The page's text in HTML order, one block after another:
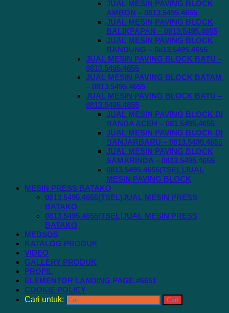
JUAL MESIN PAVING BLOCK
AMBON – 0813.5495.4655
JUAL MESIN PAVING BLOCK
BALIKPAPAN – 0813.5495.4655
JUAL MESIN PAVING BLOCK
BANDUNG – 0813.5495.4655
JUAL MESIN PAVING BLOCK BATU –
0813.5495.4655
JUAL MESIN PAVING BLOCK BATAM
– 0813.5495.4655
JUAL MESIN PAVING BLOCK BATU –
0813.5495.4655
JUAL MESIN PAVING BLOCK DI
BANDA ACEH – 081.5495.4655
JUAL MESIN PAVING BLOCK DI
BANJARBARU – 0813.5495.4655
JUAL MESIN PAVING BLOCK
SAMARINDA – 0813.5495.4655
0813.5495.4655(TSEL)JUAL
MESIN PAVING BLOCK
MESIN PRESS BATAKO
0813.5495.4655(TSEL)JUAL MESIN PRESS
BATAKO
0813.5495.4655(TSEL)JUAL MESIN PRESS
BATAKO
MEDSOS
KATALOG PRODUK
VIDEO
GALLERY PRODUK
PROFIL
ELEMENTOR LANDING PAGE #6651
COOKIE POLICY
Cari untuk: